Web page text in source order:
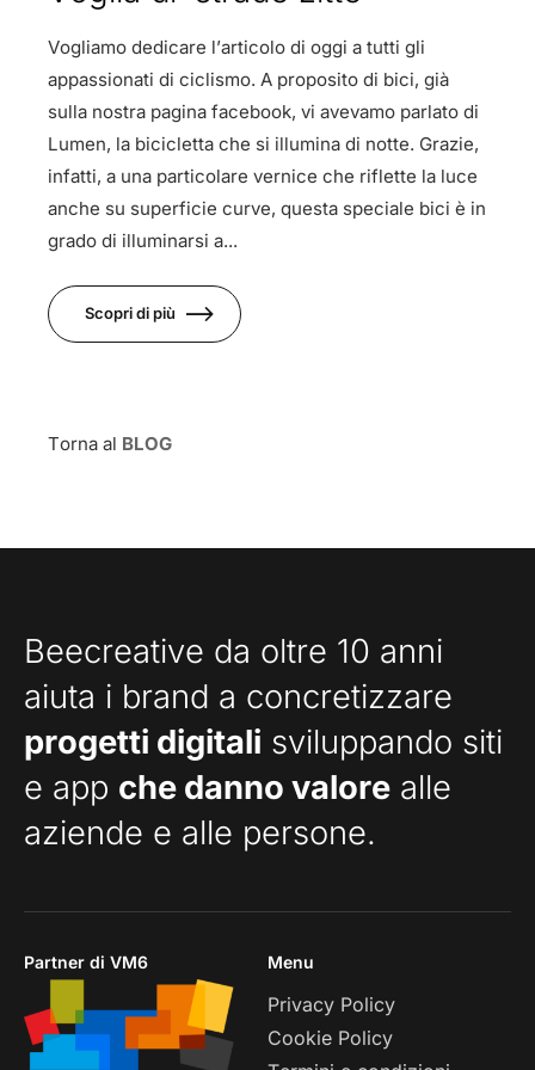
Vogliamo dedicare l’articolo di oggi a tutti gli
appassionati di ciclismo. A proposito di bici, già
sulla nostra pagina facebook, vi avevamo parlato di
Lumen, la bicicletta che si illumina di notte. Grazie,
infatti, a una particolare vernice che riflette la luce
anche su superficie curve, questa speciale bici è in
grado di illuminarsi a...
Scopri di più
Torna al BLOG
Beecreative da oltre 10 anni
aiuta i brand a concretizzare
progetti digitali sviluppando siti
e app che danno valore alle
aziende e alle persone.
Partner di VM6 Menu
Privacy Policy
Cookie Policy